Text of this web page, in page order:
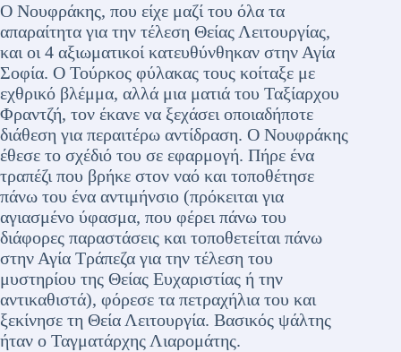
Ο Νουφράκης, που είχε μαζί του όλα τα
απαραίτητα για την τέλεση Θείας Λειτουργίας,
και οι 4 αξιωματικοί κατευθύνθηκαν στην Αγία
Σοφία. Ο Τούρκος φύλακας τους κοίταξε με
εχθρικό βλέμμα, αλλά μια ματιά του Ταξίαρχου
Φραντζή, τον έκανε να ξεχάσει οποιαδήποτε
διάθεση για περαιτέρω αντίδραση. Ο Νουφράκης
έθεσε το σχέδιό του σε εφαρμογή. Πήρε ένα
τραπέζι που βρήκε στον ναό και τοποθέτησε
πάνω του ένα αντιμήνσιο (πρόκειται για
αγιασμένο ύφασμα, που φέρει πάνω του
διάφορες παραστάσεις και τοποθετείται πάνω
στην Αγία Τράπεζα για την τέλεση του
μυστηρίου της Θείας Ευχαριστίας ή την
αντικαθιστά), φόρεσε τα πετραχήλια του και
ξεκίνησε τη Θεία Λειτουργία. Βασικός ψάλτης
ήταν ο Ταγματάρχης Λιαρομάτης.